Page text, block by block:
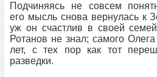
Подчиняясь не совсем
его мысль снова вернулась к
уж он счастлив в своей
Ротанов не знал; самого
лет, с тех пор как тот
разведки.